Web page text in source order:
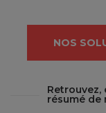
NOS
Retrouvez,
résumé